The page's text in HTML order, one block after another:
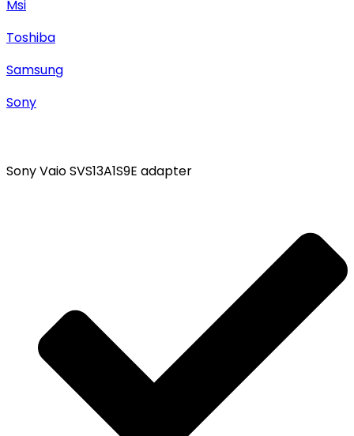
Msi
Toshiba
Samsung
Sony
Sony Vaio SVS13A1S9E adapter